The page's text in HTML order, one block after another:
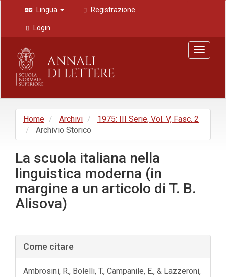
Navigazione
principale
Contenuto
principale
Barra
laterale
Lingua Registrazione
Login
Toggle
Home Archivi
1975: III Serie, Vol. V, Fasc. 2
Archivio Storico
La scuola italiana nella
linguistica moderna (in
margine a un articolo di T. B.
Alisova)
Barra
laterale
dell'articolo
Come citare
Ambrosini, R., Bolelli, T., Campanile, E., & Lazzeroni,